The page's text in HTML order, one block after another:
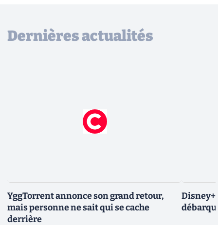
Dernières actualités
YggTorrent annonce son grand retour,
mais personne ne sait qui se cache
derrière
Disney+